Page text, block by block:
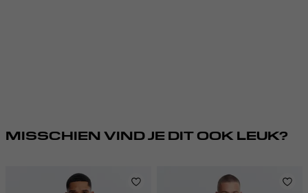
MISSCHIEN VIND JE DIT OOK LEUK?